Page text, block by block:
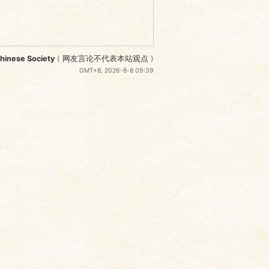
Society ( 网友言论不代表本站观点 )
GMT+8, 2026-8-8 09:39